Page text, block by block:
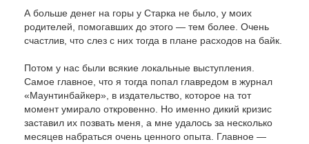
А больше денег на горы у Старка не было, у моих
родителей, помогавших до этого — тем более. Очень
счастлив, что слез с них тогда в плане расходов на байк.
Потом у нас были всякие локальные выступления.
Самое главное, что я тогда попал главредом в журнал
«Маунтинбайкер», в издательство, которое на тот
момент умирало откровенно. Но именно дикий кризис
заставил их позвать меня, а мне удалось за несколько
месяцев набраться очень ценного опыта. Главное —